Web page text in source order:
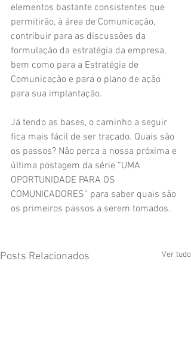
elementos bastante consistentes que
permitirão, à área de Comunicação,
contribuir para as discussões da
formulação da estratégia da empresa,
bem como para a Estratégia de
Comunicação e para o plano de ação
para sua implantação.
Já tendo as bases, o caminho a seguir
fica mais fácil de ser traçado. Quais são
os passos? Não perca a nossa próxima e
última postagem da série “UMA
OPORTUNIDADE PARA OS
COMUNICADORES” para saber quais são
os primeiros passos a serem tomados.
Posts Relacionados Ver tudo